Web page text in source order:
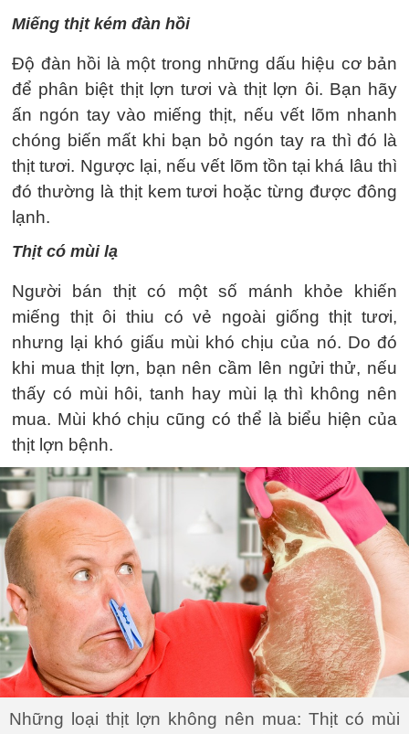
Miếng thịt kém đàn hồi
Độ đàn hồi là một trong những dấu hiệu cơ bản
để phân biệt thịt lợn tươi và thịt lợn ôi. Bạn hãy
ấn ngón tay vào miếng thịt, nếu vết lõm nhanh
chóng biến mất khi bạn bỏ ngón tay ra thì đó là
thịt tươi. Ngược lại, nếu vết lõm tồn tại khá lâu thì
đó thường là thịt kem tươi hoặc từng được đông
lạnh.
Thịt có mùi lạ
Người bán thịt có một số mánh khỏe khiến
miếng thịt ôi thiu có vẻ ngoài giống thịt tươi,
nhưng lại khó giấu mùi khó chịu của nó. Do đó
khi mua thịt lợn, bạn nên cầm lên ngửi thử, nếu
thấy có mùi hôi, tanh hay mùi lạ thì không nên
mua. Mùi khó chịu cũng có thể là biểu hiện của
thịt lợn bệnh.
Những loại thịt lợn không nên mua: Thịt có mùi